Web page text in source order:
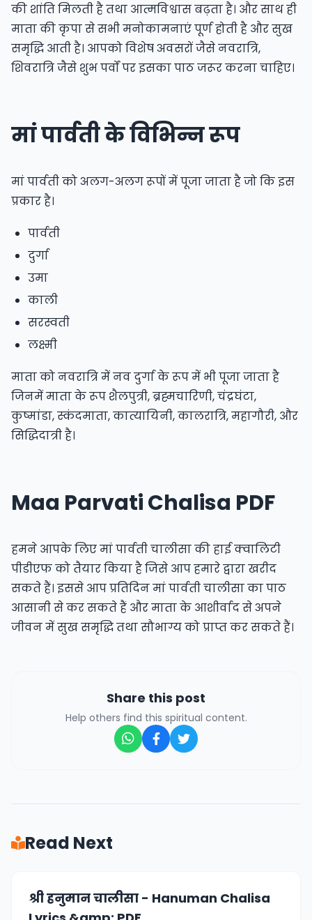
की शांति मिलती है तथा आत्मविश्वास बढ़ता है। और साथ ही
माता की कृपा से सभी मनोकामनाएं पूर्ण होती है और सुख
समृद्धि आती है। आपको विशेष अवसरों जैसे नवरात्रि,
शिवरात्रि जैसे शुभ पर्वों पर इसका पाठ जरूर करना चाहिए।
मां पार्वती के विभिन्न रूप
मां पार्वती को अलग-अलग रूपों में पूजा जाता है जो कि इस
प्रकार है।
पार्वती
दुर्गा
उमा
काली
सरस्वती
लक्ष्मी
माता को नवरात्रि में नव दुर्गा के रूप में भी पूजा जाता है
जिनमें माता के रूप शैलपुत्री‍, ब्रह्मचारिणी, चंद्रघंटा,
कुष्मांडा, स्कंदमाता, कात्यायिनी, कालरात्रि, महागौरी, और
सिद्धिदात्री है।
Maa Parvati Chalisa PDF
हमने आपके लिए मां पार्वती चालीसा की हाई क्वालिटी
पीडीएफ को तैयार किया है जिसे आप हमारे द्वारा खरीद
सकते हैं। इससे आप प्रतिदिन मां पार्वती चालीसा का पाठ
आसानी से कर सकते हैं और माता के आशीर्वाद से अपने
जीवन में सुख समृद्धि तथा सौभाग्य को प्राप्त कर सकते हैं।
Share this post
Help others find this spiritual content.
Read Next
श्री हनुमान चालीसा - Hanuman Chalisa